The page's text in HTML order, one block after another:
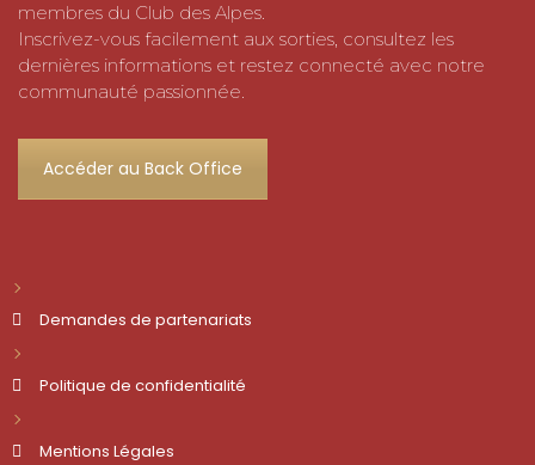
membres du Club des Alpes.
Inscrivez-vous facilement aux sorties, consultez les
dernières informations et restez connecté avec notre
communauté passionnée.
Accéder au Back Office
Demandes de partenariats
Politique de confidentialité
Mentions Légales